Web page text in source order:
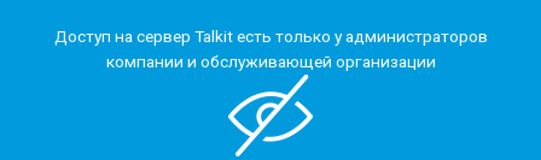
Доступ на сервер Talkit есть только у администраторов
компании и обслуживающей организации